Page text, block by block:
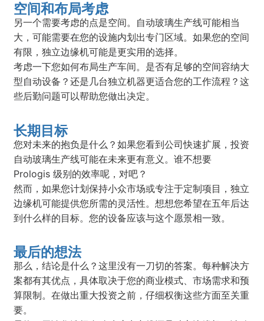
空间和布局考虑
另一个需要考虑的点是空间。自动玻璃生产线可能相当
大，可能需要在您的设施内划出专门区域。如果您的空间
有限，独立边缘机可能是更实用的选择。
考虑一下您如何布局生产车间。是否有足够的空间容纳大
型自动设备？还是几台独立机器更适合您的工作流程？这
些后勤问题可以帮助您做出决定。
长期目标
您对未来的抱负是什么？如果您看到公司快速扩展，投资
自动玻璃生产线可能在未来更有意义。谁不想要
Prologis 级别的效率呢，对吧？
然而，如果您计划保持小众市场或专注于定制项目，独立
边缘机可能提供您所需的灵活性。想想您希望在五年后达
到什么样的目标。您的设备应该与这个愿景相一致。
最后的想法
那么，结论是什么？这里没有一刀切的答案。每种解决方
案都有其优点，具体取决于您的商业模式、市场需求和预
算限制。在做出重大投资之前，仔细权衡这些方面至关重
要。